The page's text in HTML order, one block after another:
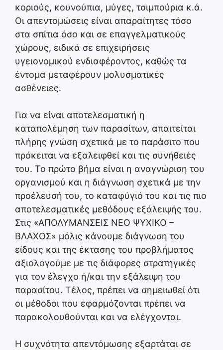
κοριούς, κουνούπια, μύγες, τσιμπούρια κ.ά.
Οι απεντομώσεις είναι απαραίτητες τόσο
στα σπίτια όσο και σε επαγγελματικούς
χώρους, ειδικά σε επιχειρήσεις
υγειονομικού ενδιαφέροντος, καθώς τα
έντομα μεταφέρουν μολυσματικές
ασθένειες.
Για να είναι αποτελεσματική η
καταπολέμηση των παρασίτων, απαιτείται
πλήρης γνώση σχετικά με το παράσιτο που
πρόκειται να εξαλειφθεί και τις συνήθειές
του. Το πρώτο βήμα είναι η αναγνώριση του
οργανισμού και η διάγνωση σχετικά με την
προέλευσή του, το καταφύγιό του και τις πιο
αποτελεσματικές μεθόδους εξάλειψής του.
Στις «ΑΠΟΛΥΜΑΝΣΕΙΣ ΝΕΟ ΨΥΧΙΚΟ –
ΒΛΑΧΟΣ» μόλις κάνουμε διάγνωση του
είδους και της έκτασης του προβλήματος
αξιολογούμε με τις διάφορες στρατηγικές
για τον έλεγχο ή/και την εξάλειψη του
παρασίτου. Τέλος, πρέπει να σημειωθεί ότι
οι μέθοδοι που εφαρμόζονται πρέπει να
παρακολουθούνται και να ελέγχονται.
Η συχνότητα απεντόμωσης εξαρτάται σε